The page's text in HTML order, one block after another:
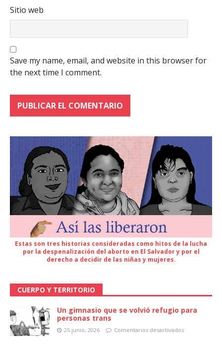
Sitio web
Save my name, email, and website in this browser for
the next time I comment.
Estas son tres historias consideradas como hitos de la lucha
por la despenalización del aborto en El Salvador y por el
derecho a decidir de las niñas y mujeres.
CUERPO Y TERRITORIO
Un gimnasio que se volvió refugio para
personas trans
25 junio, 2026 Comentarios desactivados